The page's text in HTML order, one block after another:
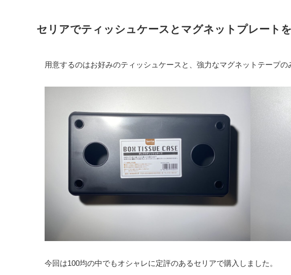
セリアでティッシュケースとマグネットプレート
用意するのはお好みのティッシュケースと、強力なマグネットテープの
今回は100均の中でもオシャレに定評のあるセリアで購入しました。